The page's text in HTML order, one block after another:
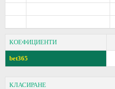
КОЕФИЦИЕНТИ
bet365
КЛАСИРАНЕ